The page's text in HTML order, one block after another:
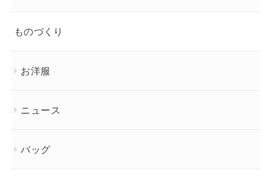
ものづくり
お洋服
ニュース
バッグ